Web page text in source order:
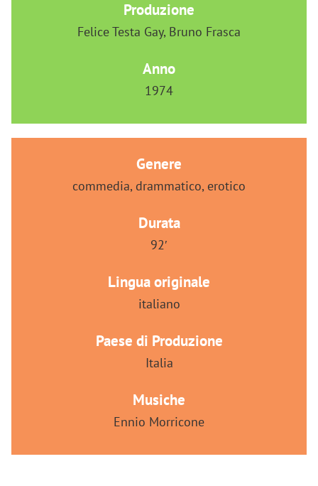
Produzione
Felice Testa Gay, Bruno Frasca
Anno
1974
Genere
commedia, drammatico, erotico
Durata
92′
Lingua originale
italiano
Paese di Produzione
Italia
Musiche
Ennio Morricone